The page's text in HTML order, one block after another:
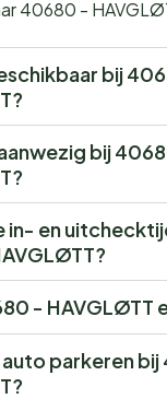
40680 -
bij
bij
in- en
- HAVGLØTT
auto parkeren